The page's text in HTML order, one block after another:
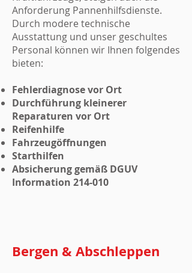
Anforderung Pannenhilfsdienste.
Durch modere technische
Ausstattung und unser geschultes
Personal können wir Ihnen folgendes
bieten:
Fehlerdiagnose vor Ort
Durchführung kleinerer
Reparaturen vor Ort
Reifenhilfe
Fahrzeugöffnungen
Starthilfen
Absicherung gemäß DGUV
Information 214-010
Bergen & Abschleppen